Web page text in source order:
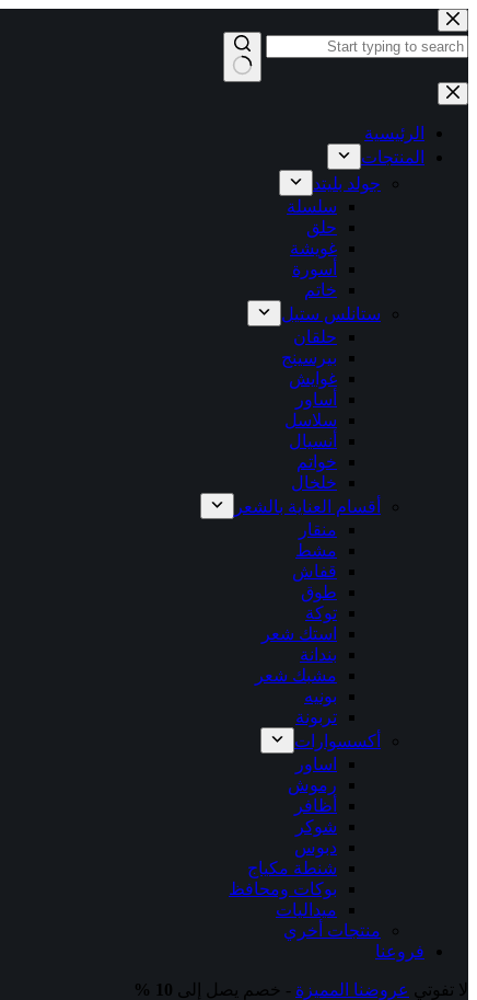
التجاوز
إلى
المحتوى
نتائج
الرئيسية
المنتجات
جولد بليتد
سلسلة
حلق
غويشة
أسورة
خاتم
ستانلس ستيل
حلقان
بيرسينج
غوايش
أساور
سلاسل
أنسيال
خواتم
خلخال
أقسام العناية بالشعر
منقار
مشط
قفاش
طوق
توكة
استك شعر
بندانة
مشبك شعر
بونيه
تربونة
أكسسوارات
اساور
رموش
أظافر
شوكر
دبوس
شنطة مكياج
بوكات ومحافظ
ميداليات
منتجات أخري
فروعنا
لا تفوتي عروضنا المميزة - خصم يصل إلى